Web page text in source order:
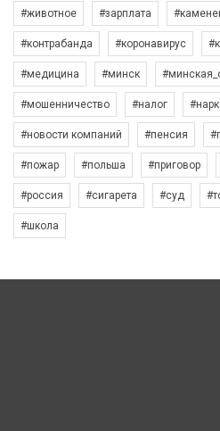
#животное #зарплата
#контрабанда #коронавирус
#медицина #минск
#мошенничество #налог
#новости компаний #пенсия
#пожар #польша #приговор
#россия #сигарета #суд
#школа